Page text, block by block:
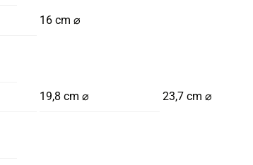
16 cm ⌀
19,8 cm ⌀ 23,7 cm ⌀